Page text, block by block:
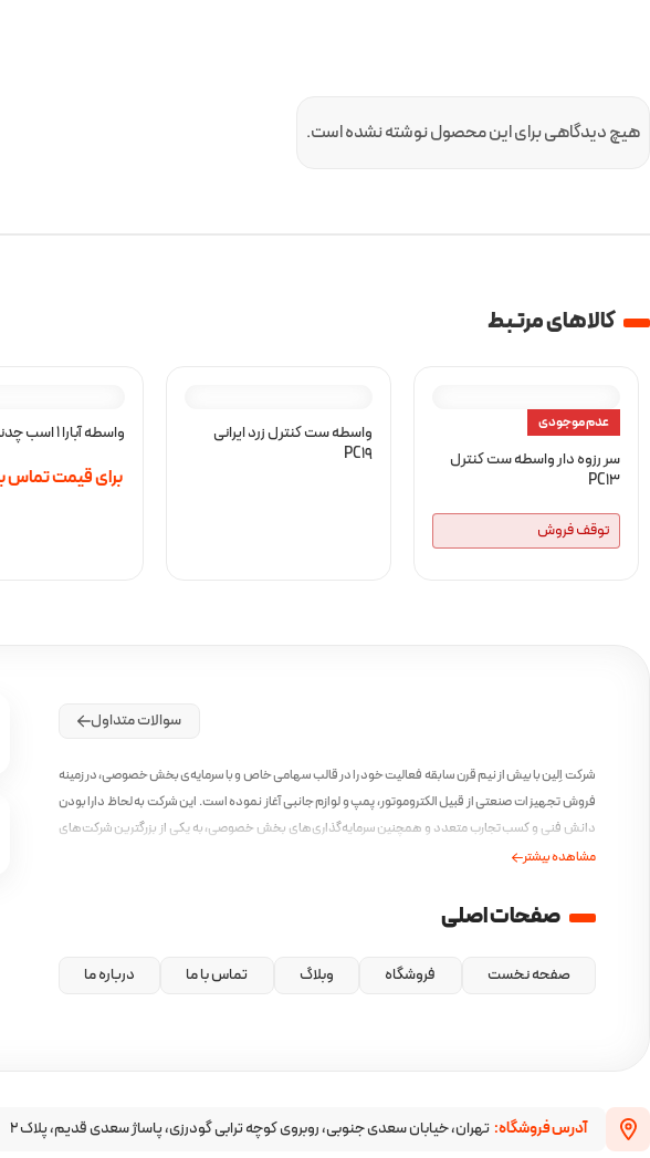
هیچ دیدگاهی برای این محصول نوشته نشده است.
کالا‌های مرتبط
عدم موجودی
سر رزوه دار واسطه ست کنترل
PC13
توقف فروش
واسطه ست کنترل زرد ایرانی
PC19
واسطه آبارا 1 اسب چدنی
برای قیمت تماس
سوالات متداول
شرکت اِلین با بیش از نیم قرن سابقه فعالیت خود را در قالب سهامی خاص و با سرمایه‌ی بخش خصوصی، در زمینه
فروش تجهیزات صنعتی از قبیل الکتروموتور، پمپ و لوازم جانبی آغاز نموده است. این شرکت به لحاظ دارا بودن
دانش فنی و کسب تجارب متعدد و همچنین سرمایه‌گذاری‌های بخش خصوصی، به یکی از بزرگترین شرکت‌های
ایرانی در این صنف مبدل گشته است و همواره بهترین محصولات را با بهترین کیفیت و مطابق با نیاز جامعه‌ی
مشاهده بیشتر
صفحات اصلی
صفحه نخست فروشگاه وبلاگ تماس با ما درباره ما
آدرس فروشگاه: تهران، خیابان سعدی جنوبی، روبروی کوچه ترابی گودرزی، پاساژ سعدی قدیم، پلاک ۲